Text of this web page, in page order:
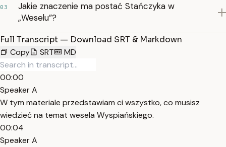
03
Jakie znaczenie ma postać Stańczyka w
„Weselu”?
Full Transcript — Download SRT & Markdown
Copy
SRT MD
00:00
Speaker A
W tym materiale przedstawiam ci wszystko, co musisz
wiedzieć na temat wesela Wyspiańskiego.
00:04
Speaker A